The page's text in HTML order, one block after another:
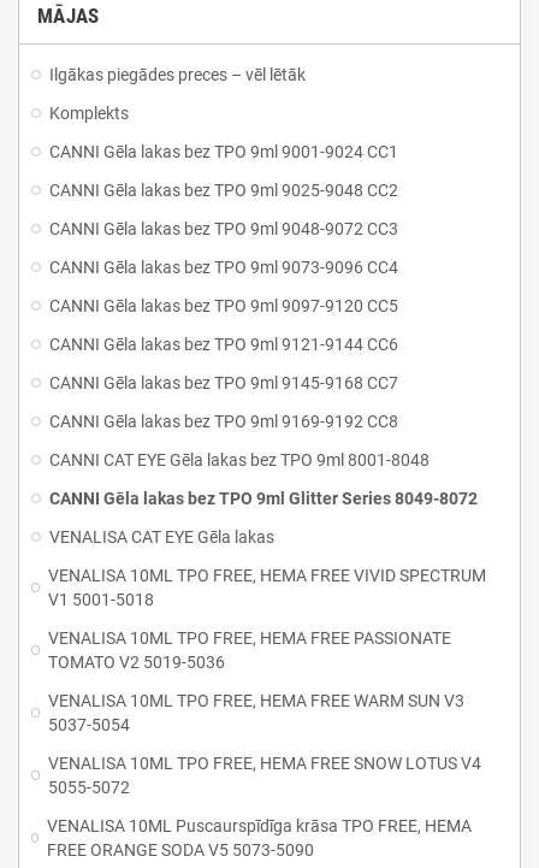
MĀJAS
Ilgākas piegādes preces – vēl lētāk
Komplekts
CANNI Gēla lakas bez TPO 9ml 9001-9024 CC1
CANNI Gēla lakas bez TPO 9ml 9025-9048 CC2
CANNI Gēla lakas bez TPO 9ml 9048-9072 CC3
CANNI Gēla lakas bez TPO 9ml 9073-9096 CC4
CANNI Gēla lakas bez TPO 9ml 9097-9120 CC5
CANNI Gēla lakas bez TPO 9ml 9121-9144 CC6
CANNI Gēla lakas bez TPO 9ml 9145-9168 CC7
CANNI Gēla lakas bez TPO 9ml 9169-9192 CC8
CANNI CAT EYE Gēla lakas bez TPO 9ml 8001-8048
CANNI Gēla lakas bez TPO 9ml Glitter Series 8049-8072
VENALISA CAT EYE Gēla lakas
VENALISA 10ML TPO FREE, HEMA FREE VIVID SPECTRUM
V1 5001-5018
VENALISA 10ML TPO FREE, HEMA FREE PASSIONATE
TOMATO V2 5019-5036
VENALISA 10ML TPO FREE, HEMA FREE WARM SUN V3
5037-5054
VENALISA 10ML TPO FREE, HEMA FREE SNOW LOTUS V4
5055-5072
VENALISA 10ML Puscaurspīdīga krāsa TPO FREE, HEMA
FREE ORANGE SODA V5 5073-5090